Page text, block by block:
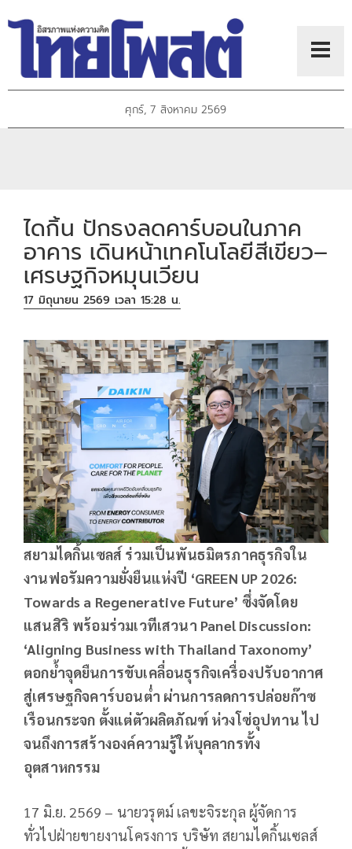
ศุกร์, 7 สิงหาคม 2569
ไดกิ้น ปักธงลดคาร์บอนในภาค
อาคาร เดินหน้าเทคโนโลยีสีเขียว–
เศรษฐกิจหมุนเวียน
17 มิถุนายน 2569 เวลา 15:28 น.
สยามไดกิ้นเซลส์ ร่วมเป็นพันธมิตรภาคธุรกิจใน
งานฟอรัมความยั่งยืนแห่งปี ‘GREEN UP 2026:
Towards a Regenerative Future’ ซึ่งจัดโดย
แสนสิริ พร้อมร่วมเวทีเสวนา Panel Discussion:
‘Aligning Business with Thailand Taxonomy’
ตอกย้ำจุดยืนการขับเคลื่อนธุรกิจเครื่องปรับอากาศ
สู่เศรษฐกิจคาร์บอนต่ำ ผ่านการลดการปล่อยก๊าซ
เรือนกระจก ตั้งแต่ตัวผลิตภัณฑ์ ห่วงโซ่อุปทาน ไป
จนถึงการสร้างองค์ความรู้ให้บุคลากรทั้ง
อุตสาหกรรม
17 มิ.ย. 2569 – นายวรุตม์ เลขะจิระกุล ผู้จัดการ
ทั่วไปฝ่ายขายงานโครงการ บริษัท สยามไดกิ้นเซลส์